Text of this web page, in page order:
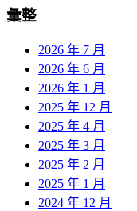
彙整
2026 年 7 月
2026 年 6 月
2026 年 1 月
2025 年 12 月
2025 年 4 月
2025 年 3 月
2025 年 2 月
2025 年 1 月
2024 年 12 月